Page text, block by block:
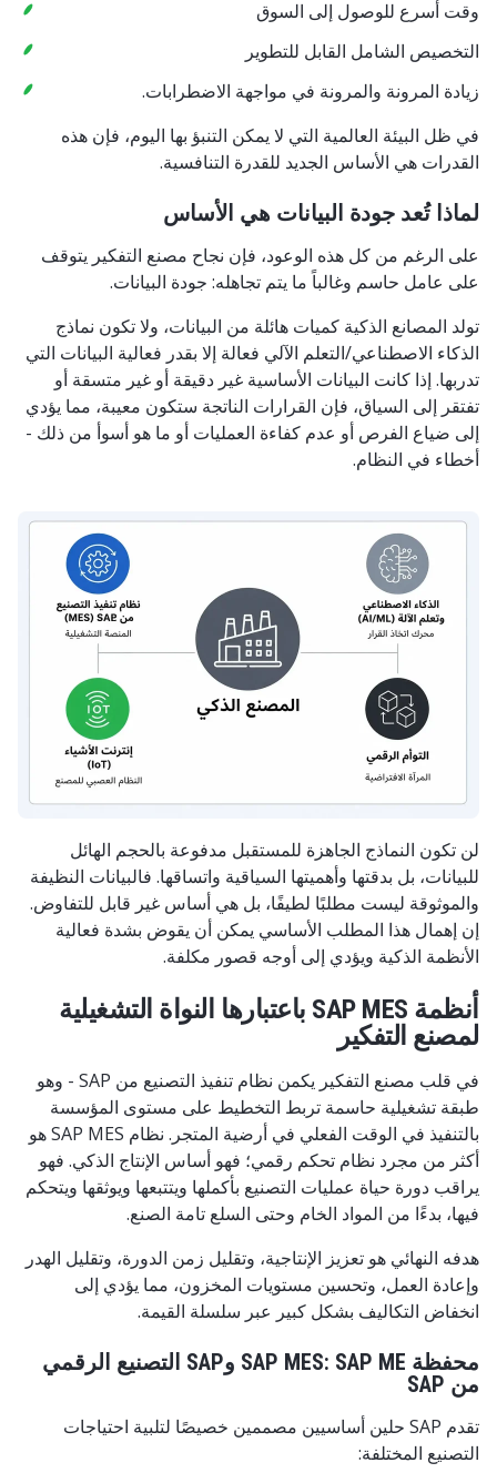
وقت أسرع للوصول إلى السوق
التخصيص الشامل القابل للتطوير
زيادة المرونة والمرونة في مواجهة الاضطرابات.
في ظل البيئة العالمية التي لا يمكن التنبؤ بها اليوم، فإن هذه
القدرات هي الأساس الجديد للقدرة التنافسية.
لماذا تُعد جودة البيانات هي الأساس
على الرغم من كل هذه الوعود، فإن نجاح مصنع التفكير يتوقف
على عامل حاسم وغالباً ما يتم تجاهله: جودة البيانات.
تولد المصانع الذكية كميات هائلة من البيانات، ولا تكون نماذج
الذكاء الاصطناعي/التعلم الآلي فعالة إلا بقدر فعالية البيانات التي
تدربها. إذا كانت البيانات الأساسية غير دقيقة أو غير متسقة أو
تفتقر إلى السياق، فإن القرارات الناتجة ستكون معيبة، مما يؤدي
إلى ضياع الفرص أو عدم كفاءة العمليات أو ما هو أسوأ من ذلك -
أخطاء في النظام.
لن تكون النماذج الجاهزة للمستقبل مدفوعة بالحجم الهائل
للبيانات، بل بدقتها وأهميتها السياقية واتساقها. فالبيانات النظيفة
والموثوقة ليست مطلبًا لطيفًا، بل هي أساس غير قابل للتفاوض.
إن إهمال هذا المطلب الأساسي يمكن أن يقوض بشدة فعالية
الأنظمة الذكية ويؤدي إلى أوجه قصور مكلفة.
أنظمة SAP MES باعتبارها النواة التشغيلية
لمصنع التفكير
في قلب مصنع التفكير يكمن نظام تنفيذ التصنيع من SAP - وهو
طبقة تشغيلية حاسمة تربط التخطيط على مستوى المؤسسة
بالتنفيذ في الوقت الفعلي في أرضية المتجر. نظام SAP MES هو
أكثر من مجرد نظام تحكم رقمي؛ فهو أساس الإنتاج الذكي. فهو
يراقب دورة حياة عمليات التصنيع بأكملها ويتتبعها ويوثقها ويتحكم
فيها، بدءًا من المواد الخام وحتى السلع تامة الصنع.
هدفه النهائي هو تعزيز الإنتاجية، وتقليل زمن الدورة، وتقليل الهدر
وإعادة العمل، وتحسين مستويات المخزون، مما يؤدي إلى
انخفاض التكاليف بشكل كبير عبر سلسلة القيمة.
محفظة SAP MES: SAP ME وSAP التصنيع الرقمي
من SAP
تقدم SAP حلين أساسيين مصممين خصيصًا لتلبية احتياجات
التصنيع المختلفة: